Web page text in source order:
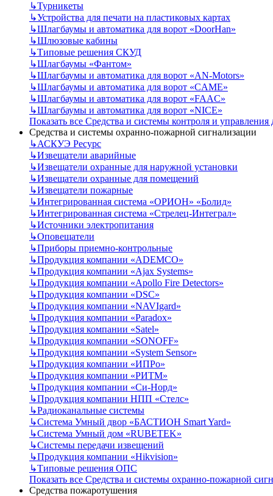
↳Турникеты
↳Устройства для печати на пластиковых картах
↳Шлагбаумы и автоматика для ворот «DoorHan»
↳Шлюзовые кабины
↳Типовые решения СКУД
↳Шлагбаумы «Фантом»
↳Шлагбаумы и автоматика для ворот «AN-Motors»
↳Шлагбаумы и автоматика для ворот «CAME»
↳Шлагбаумы и автоматика для ворот «FAAC»
↳Шлагбаумы и автоматика для ворот «NICE»
Показать все Средства и системы контроля и управления
Средства и системы охранно-пожарной сигнализации
↳АСКУЭ Ресурс
↳Извещатели аварийные
↳Извещатели охранные для наружной установки
↳Извещатели охранные для помещений
↳Извещатели пожарные
↳Интегрированная система «ОРИОН» «Болид»
↳Интегрированная система «Стрелец-Интеграл»
↳Источники электропитания
↳Оповещатели
↳Приборы приемно-контрольные
↳Продукция компании «ADEMCO»
↳Продукция компании «Ajax Systems»
↳Продукция компании «Apollo Fire Detectors»
↳Продукция компании «DSC»
↳Продукция компании «NAVIgard»
↳Продукция компании «Paradox»
↳Продукция компании «Satel»
↳Продукция компании «SONOFF»
↳Продукция компании «System Sensor»
↳Продукция компании «ИПРо»
↳Продукция компании «РИТМ»
↳Продукция компании «Си-Норд»
↳Продукция компании НПП «Стелс»
↳Радиоканальные системы
↳Система Умный двор «БАСТИОН Smart Yard»
↳Система Умный дом «RUBETEK»
↳Системы передачи извещений
↳Продукция компании «Hikvision»
↳Типовые решения ОПС
Показать все Средства и системы охранно-пожарной
Средства пожаротушения